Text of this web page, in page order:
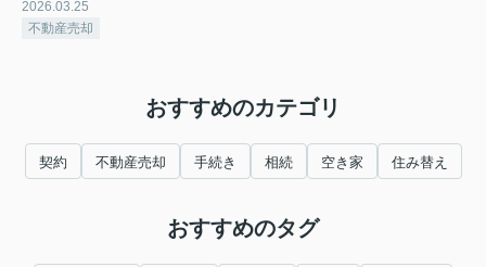
2026.03.25
不動産売却
おすすめのカテゴリ
契約 不動産売却 手続き 相続 空き家 住み替え
おすすめのタグ